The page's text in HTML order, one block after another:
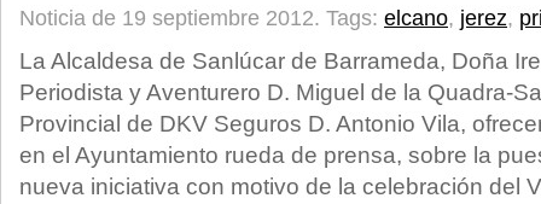
Noticia de 19 septiembre 2012. Tags: elcano, jerez,
La Alcaldesa de Sanlúcar de Barrameda, Doña
Periodista y Aventurero D. Miguel de la Quadra-
Provincial de DKV Seguros D. Antonio Vila,
en el Ayuntamiento rueda de prensa, sobre la
nueva iniciativa con motivo de la celebración del